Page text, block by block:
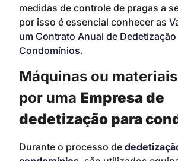
medidas de controle de pragas a
por isso é essencial conhecer as
um Contrato Anual de Dedetização
Condomínios.
Máquinas ou
por uma Empresa de
dedetização para
Durante o processo de